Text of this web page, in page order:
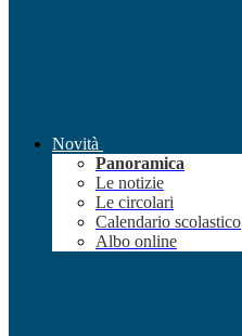
Novità
Panoramica
Le notizie
Le circolari
Calendario scolastico
Albo online